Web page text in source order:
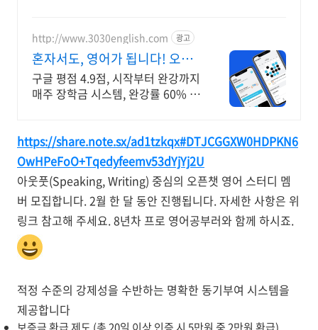
http://www.3030english.com 광고
혼자서도, 영어가 됩니다! 오늘
24:00 환급 종료
구글 평점 4.9점, 시작부터 완강까지
매주 장학금 시스템, 완강률 60% 이
https://share.note.sx/ad1tzkqx#DTJCGGXW0HDPKN6
OwHPeFoO+Tqedyfeemv53dYjYj2U
아웃풋(Speaking, Writing) 중심의 오픈챗 영어 스터디 멤
버 모집합니다. 2월 한 달 동안 진행됩니다. 자세한 사항은 위
링크 참고해 주세요. 8년차 프로 영어공부러와 함께 하시죠.
적정 수준의 강제성을 수반하는 명확한 동기부여 시스템을
제공합니다